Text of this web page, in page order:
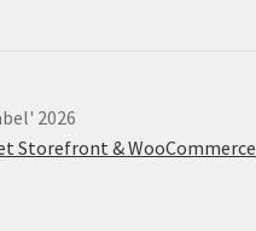
2026
Storefront & WooCommerce